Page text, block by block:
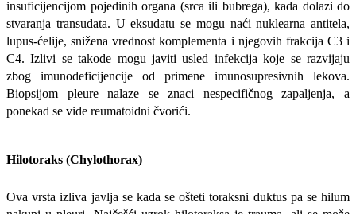
insuficijencijom pojedinih organa (srca ili bubrega), kada dolazi do
stvaranja transudata. U eksudatu se mogu naći nuklearna antitela,
lupus-ćelije, snižena vrednost komplementa i njegovih frakcija C3 i
C4. Izlivi se takode mogu javiti usled infekcija koje se razvijaju
zbog imunodeficijencije od primene imunosupresivnih lekova.
Biopsijom pleure nalaze se znaci nespecifičnog zapaljenja, a
ponekad se vide reumatoidni čvorići.
Hilotoraks (Chylothorax)
Ova vrsta izliva javlja se kada se ošteti toraksni duktus pa se hilum